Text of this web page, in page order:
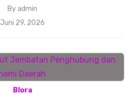
By admin
Posted
Juni 29, 2026
Blora